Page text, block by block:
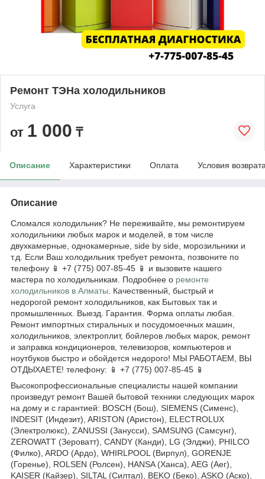
Ремонт ТЭНа холодильников
Услуга
от 1 000 ₸
Описание Характеристики Оплата Условия
Описание
Сломался холодильник? Не переживайте, мы ремонтируем
холодильники любых марок и моделей, в том числе
двухкамерные, однокамерные, side by side, морозильники и
т.д. Если Ваш холодильник требует ремонта, позвоните по
телефону 📱 +7 (775) 007-85-45 📱 и вызовите нашего
мастера по холодильникам. Подробнее о ремонте
холодильников в Алматы . Качественный, быстрый и
недорогой ремонт холодильников, как Бытовых так и
промышленных. Выезд. Гарантия. Форма оплаты любая.
Ремонт импортных стиральных и посудомоечных машин,
холодильников, электроплит, бойлеров любых марок, ремонт
и заправка кондиционеров, телевизоров, компьютеров и
ноутбуков быстро и обойдется недорого! МЫ РАБОТАЕМ, ВЫ
ОТДЫХАЕТЕ! телефону: 📱 +7 (775) 007-85-45 📱
Высокопрофессиональные специалисты нашей компании
произведут ремонт Вашей бытовой техники следующих марок
на дому и с гарантией: BOSCH (Бош), SIEMENS (Сименс),
INDESIT (Индезит), ARISTON (Аристон), ELECTROLUX
(Электролюкс), ZANUSSI (Занусси), SAMSUNG (Самсунг),
ZEROWATT (Зероватт), CANDY (Канди), LG (Элджи), PHILCO
(Филко), ARDO (Ардо), WHIRLPOOL (Вирпул), GORENJE
(Горенье), ROLSEN (Ролсен), HANSA (Ханса), AEG (Аег),
KAISER (Кайзер), SILTAL (Силтал), BEKO (Беко), ASKO (Аско),